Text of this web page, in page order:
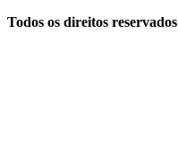
Todos os direitos reservados